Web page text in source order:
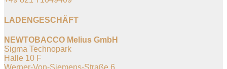
LADENGESCHÄFT
NEWTOBACCO Melius GmbH
Sigma Technopark
Halle 10 F
Werner-Von-Siemens-Straße 6